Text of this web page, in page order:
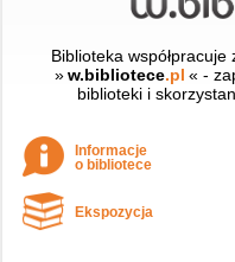
Biblioteka
» w.bibliotece.pl « -
biblioteki i
Informacje
o bibliotece
Ekspozycja